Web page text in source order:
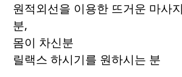
원적외선을 이용한 뜨거운 마사
분,
몸이 차신분
릴랙스 하시기를 원하시는 분